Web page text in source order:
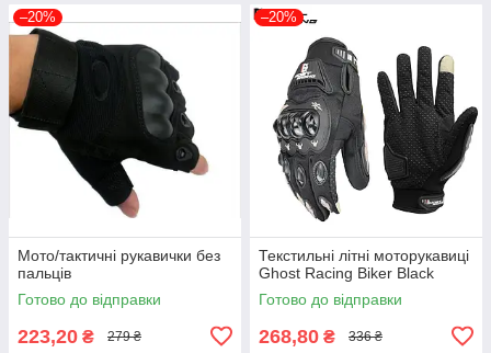
–20%
Мото/тактичні рукавички без
пальців
Готово до відправки
223,20 ₴ 279 ₴
–20%
Текстильні літні моторукавиці
Ghost Racing Biker Black
Готово до відправки
268,80 ₴ 336 ₴